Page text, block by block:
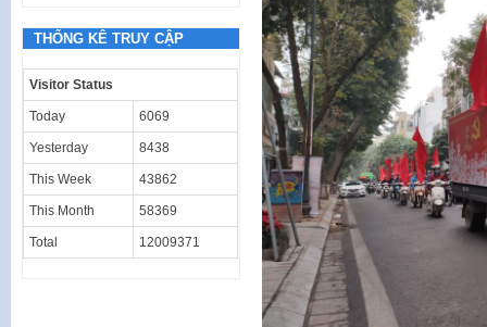
THỐNG KÊ TRUY CẬP
Visitor Status
Today 6069
Yesterday 8438
This Week 43862
This Month 58369
Total 12009371